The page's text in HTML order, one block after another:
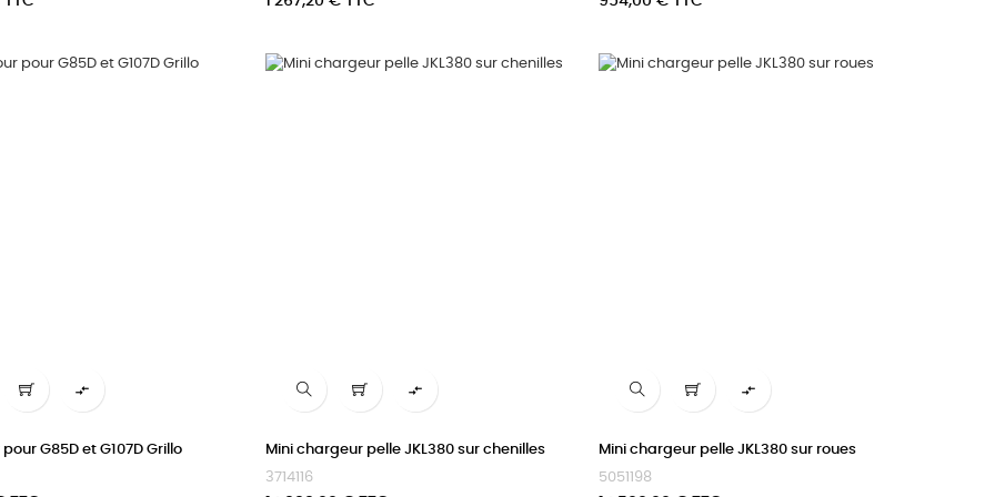

G85D et G107D Grillo

Mini chargeur pelle JKL380 sur chenilles
3714116

Mini chargeur pelle JKL380 sur roues
5051198